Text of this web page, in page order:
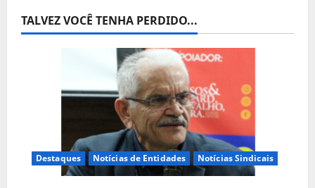
TALVEZ VOCÊ TENHA PERDIDO...
Destaques Notícias de Entidades Notícias Sindicais